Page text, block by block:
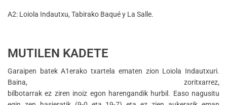
A2: Loiola Indautxu, Tabirako Baqué y La Salle.
MUTILEN KADETE
Garaipen batek A1erako txartela ematen zion Loiola Indautxuri.
Baina, zoritxarrez,
bilbotarrak ez ziren inoiz egon harengandik hurbil. Easo nagusitu